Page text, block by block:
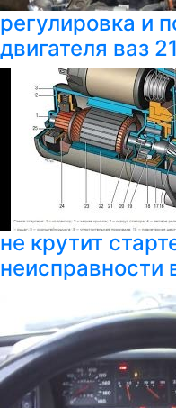
регулировка и
двигателя ваз
не крутит
неисправности